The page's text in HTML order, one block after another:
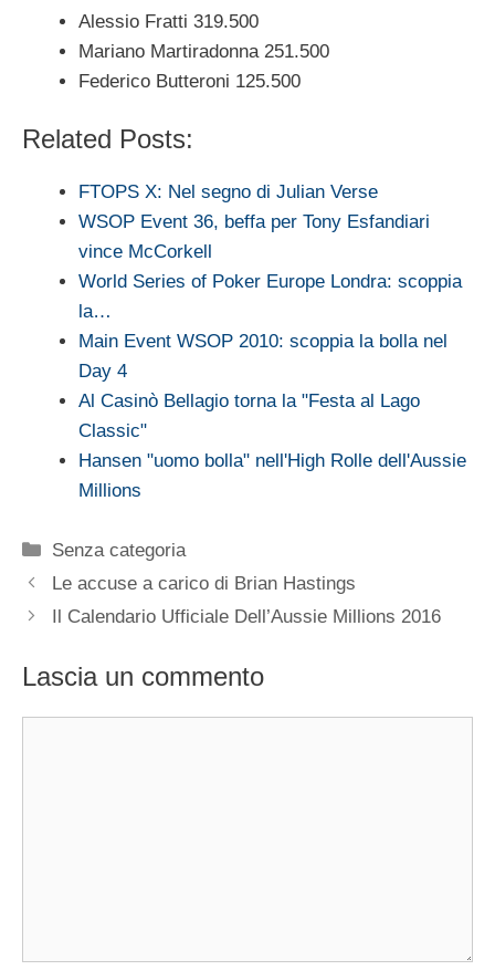
Alessio Fratti 319.500
Mariano Martiradonna 251.500
Federico Butteroni 125.500
Related Posts:
FTOPS X: Nel segno di Julian Verse
WSOP Event 36, beffa per Tony Esfandiari
vince McCorkell
World Series of Poker Europe Londra: scoppia
la…
Main Event WSOP 2010: scoppia la bolla nel
Day 4
Al Casinò Bellagio torna la "Festa al Lago
Classic"
Hansen "uomo bolla" nell'High Rolle dell'Aussie
Millions
Categorie
Senza categoria
Le accuse a carico di Brian Hastings
Il Calendario Ufficiale Dell’Aussie Millions 2016
Lascia un commento